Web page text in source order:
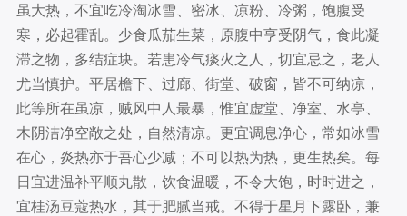
虽大热，不宜吃冷淘冰雪、密冰、凉粉、冷粥，饱腹受
寒，必起霍乱。少食瓜茄生菜，原腹中亨受阴气，食此凝
滞之物，多结症块。若患冷气痰火之人，切宜忌之，老人
尤当慎护。平居檐下、过廊、街堂、破窗，皆不可纳凉，
此等所在虽凉，贼风中人最暴，惟宜虚堂、净室、水亭、
木阴洁净空敞之处，自然清凉。更宜调息净心，常如冰雪
在心，炎热亦于吾心少减；不可以热为热，更生热矣。每
日宜进温补平顺丸散，饮食温暖，不令大饱，时时进之，
宜桂汤豆蔻热水，其于肥腻当戒。不得于星月下露卧，兼